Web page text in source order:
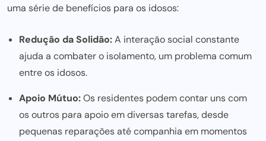
uma série de benefícios para os idosos:
Redução da Solidão:A interação social constante
ajuda a combater o isolamento, um problema comum
entre os idosos.
Apoio Mútuo:Os residentes podem contar uns com
os outros para apoio em diversas tarefas, desde
pequenas reparações até companhia em momentos